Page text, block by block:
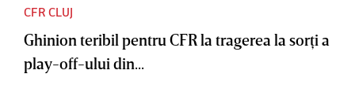
CFR CLUJ
Ghinion teribil pentru CFR la tragerea la sorţi a
play-off-ului din...